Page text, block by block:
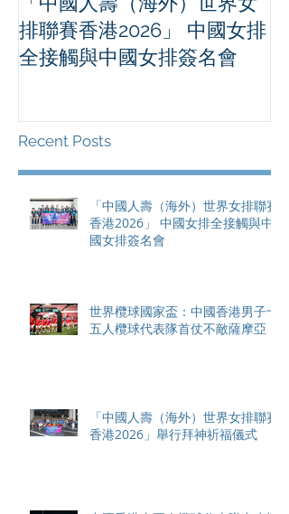
排聯賽香港2026」 中國女排
全接觸與中國女排簽名會
Recent Posts
「中國人壽（海外）世界女排聯賽
香港2026」 中國女排全接觸與中
國女排簽名會
世界欖球國家盃：中國香港男子十
五人欖球代表隊首仗不敵薩摩亞
「中國人壽（海外）世界女排聯賽
香港2026」舉行拜神祈福儀式